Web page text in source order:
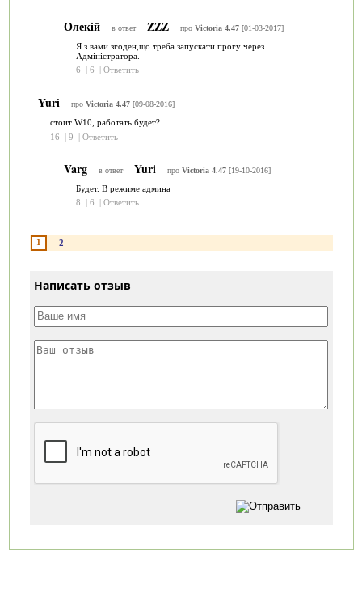
Олекій в ответ ZZZ про Victoria 4.47[01-03-2017]
Я з вами згоден,що треба запускати прогу через
Адміністратора.
6
| 6 | Ответить
Yuri про Victoria 4.47[09-08-2016]
стоит W10, работать будет?
16
| 9 | Ответить
Varg в ответ Yuri про Victoria 4.47[19-10-2016]
Будет. В режиме админа
8
| 6 | Ответить
1 2
Написать отзыв